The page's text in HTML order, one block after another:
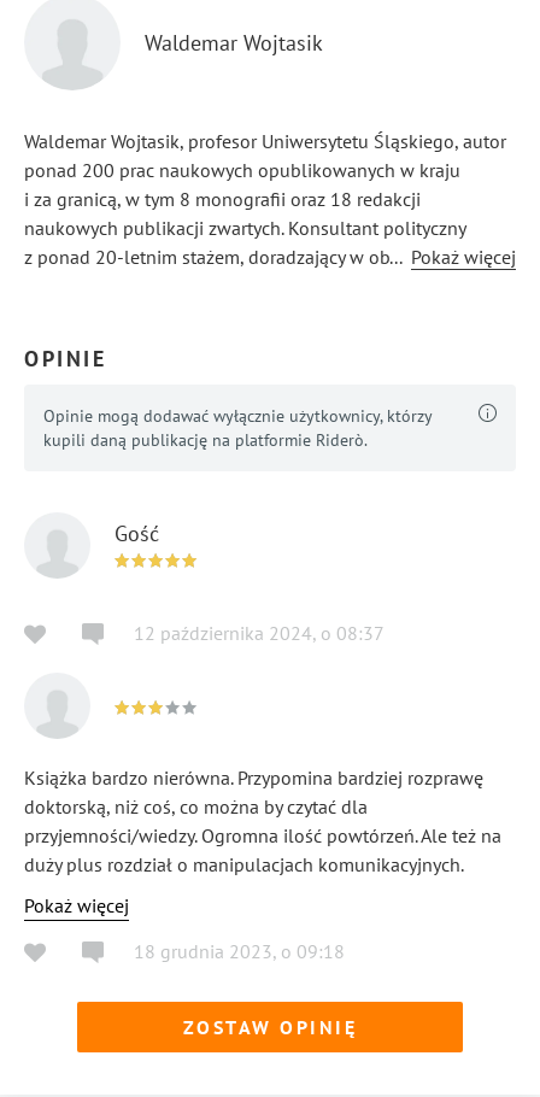
Waldemar Wojtasik
Waldemar Wojtasik, profesor Uniwersytetu Śląskiego, autor
ponad 200 prac naukowych opublikowanych w kraju
i za granicą, w tym 8 monografii oraz 18 redakcji
naukowych publikacji zwartych. Konsultant polityczny
z ponad 20-letnim stażem, doradzający w obszarach
... Pokaż więcej
OPINIE
Opinie mogą dodawać wyłącznie użytkownicy, którzy
kupili daną publikację na platformie Riderò.
Gość
12 października 2024, o 08:37
Książka bardzo nierówna. Przypomina bardziej rozprawę
doktorską, niż coś, co można by czytać dla
przyjemności/wiedzy. Ogromna ilość powtórzeń. Ale też na
duży plus rozdział o manipulacjach komunikacyjnych.
Mógłbym polecić, ale cena niestety za wysoka, jak na
wartość dodaną z lektury.
Pokaż więcej
18 grudnia 2023, o 09:18
ZOSTAW OPINIĘ